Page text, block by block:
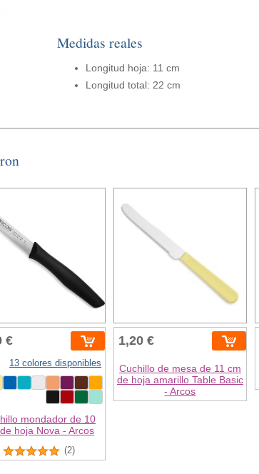
Medidas reales
Longitud hoja: 11 cm
Longitud total: 22 cm
€
13 colores disponibles
mondador de 10
hoja Nova - Arcos
(2)
1,20 €
Cuchillo de mesa de 11 cm
de hoja amarillo Table Basic
- Arcos